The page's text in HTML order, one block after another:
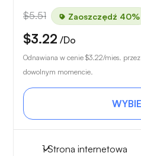
$5.51 Zaoszczędź 40%
$3.22 /Do
Odnawiana w cenie $3.22/mies.
dowolnym momencie.
1 Strona internetowa